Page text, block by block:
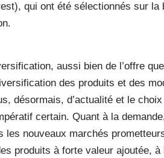
qui ont été sélectionnés sur la
aussi bien de l’offre
des produits et des
désormais, d’actualité et le
certain. Quant à la
nouveaux marchés
produits à forte valeur ajoutée, à